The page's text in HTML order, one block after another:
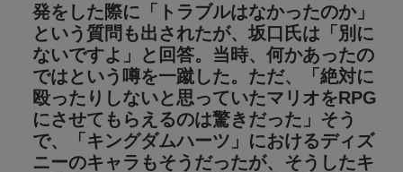
発をした際に「トラブルはなかったのか」
という質問も出されたが、坂口氏は「別に
ないですよ」と回答。当時、何かあったの
ではという噂を一蹴した。ただ、「絶対に
殴ったりしないと思っていたマリオをRPG
にさせてもらえるのは驚きだった」そう
で、「キングダムハーツ」におけるディズ
ニーのキャラもそうだったが、そうしたキ